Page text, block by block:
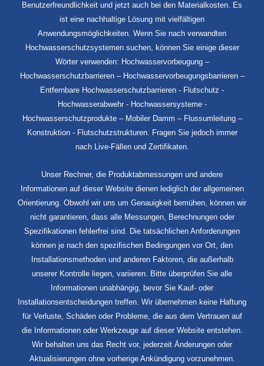
Benutzerfreundlichkeit und jetzt auch bei den Materialkosten. Es
ist eine nachhaltige Lösung mit vielfältigen
Anwendungsmöglichkeiten. Wenn Sie nach verwandten
Hochwasserschutzsystemen suchen, können Sie einige dieser
Wörter verwenden: Hochwasservorbeugung –
Hochwasserschutzbarrieren – Hochwasservorbeugungsbarrieren –
Entfernbare Hochwasserschutzbarrieren - Flutschutz -
Hochwasserabwehr - Hochwassersysteme -
Hochwasserschutzprodukte – Mobiler Damm – Flussumleitung –
Konstruktion - Flutschutzstrukturen. Fragen Sie jedoch immer
nach Live-Fällen und Zertifikaten.
Unser Rechner, die Produktabmessungen und andere
Informationen auf dieser Website dienen lediglich der allgemeinen
Orientierung. Obwohl wir uns um Genauigkeit bemühen, können wir
nicht garantieren, dass alle Messungen, Berechnungen oder
Spezifikationen fehlerfrei sind. Die tatsächlichen Anforderungen
können je nach den spezifischen Bedingungen vor Ort, den
Installationsmethoden und anderen Faktoren, die außerhalb
unserer Kontrolle liegen, variieren. Bitte überprüfen Sie alle
Informationen unabhängig, bevor Sie Kauf- oder
Installationsentscheidungen treffen. Wir übernehmen keine Haftung
für Verluste, Schäden oder Probleme, die aus dem Vertrauen auf
die Informationen oder Werkzeuge auf dieser Website entstehen.
Wir behalten uns das Recht vor, jederzeit Änderungen oder
Aktualisierungen ohne vorherige Ankündigung vorzunehmen.